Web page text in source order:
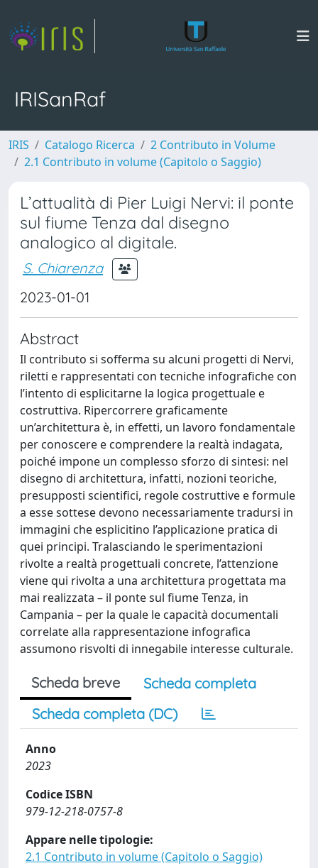
IRISanRaf
IRIS Catalogo Ricerca
2 Contributo in Volume
2.1 Contributo in volume (Capitolo o Saggio)
L’attualità di Pier Luigi Nervi: il ponte
sul fiume Tenza dal disegno
analogico al digitale.
S. Chiarenza
2023-01-01
Abstract
Il contributo si sofferma su alcuni progetti di Nervi,
riletti e rappresentati con tecniche infografiche con
l’intento di esplicitarne la logica progettuale e
costruttiva. Ripercorrere graficamente
un’architettura è, in effetti, un lavoro fondamentale
per conoscere e comprendere la realtà indagata,
poiché impone un complesso sforzo di sintesi: nel
disegno di architettura, infatti, nozioni teoriche,
presupposti scientifici, regole costruttive e formule
a esse sottese devono necessariamente tradursi in
immagini che esplicitino l’applicazione pratica di
quei principi. Tralasciando le sperimentazioni
rivolte a realtà progettuali concrete, l’attenzione
viene qui rivolta a una architettura progettata ma
mai realizzata – il ponte sul fiume Tenza, in
Campania – per la quale le capacità documentali
correlate alla rappresentazione infografica
assumono risvolti di innegabile interesse culturale.
Scheda breve
Scheda completa
Scheda completa (DC)
Anno
2023
Codice ISBN
979-12-218-0757-8
Appare nelle tipologie:
2.1 Contributo in volume (Capitolo o Saggio)